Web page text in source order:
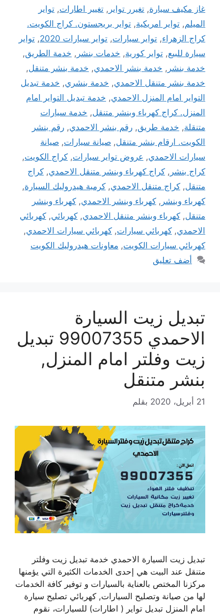
غاز مكيف سيارة, تغيرر تواير , تغيير اطارات, تواير
الميلم, تواير امريكية, تواير بريجستون. كراج الكويت.
كراج الزهراء, تواير سيارات, تواير سيارات 2020 , تواير
سيارة للبيع, تواير كورية, خدمات بنشر , خدمة الطريق,
خدمة بنشر , خدمة بنشر الاحمدي, خدمة بنشر متنقل,
خدمة بنشر متنقل الاحمدي, خدمة بنشري, خدمة تبديل
التواير امام المنزل الاحمدي, خدمة تبديل التواير امام
المنزل. كراج كهرباء وبنشر متنقل, خدمة سيارات
متنقلة, خدمة طريق, رقم بنشر الاحمدي, رقم بنشر
الكويت. ارقام بنشر متنقل, صيانة سيارات, صيانة
سيارات الاحمدي, عروض تواير سيارات, كراج الكويت,
كراج بنشر , كراج كهرباء وبنشر متنقل الاحمدي, كراج
متنقل, كراج متنقل الاحمدي, كرمبة هيدروليك السيارة,
كهرباء وبنشر , كهرباء وبنشر الاحمدي, كهرباء وبنشر
متنقل, كهرباء وبنشر متنقل الاحمدي, كهربائي, كهربائي
الاحمدي, كهربائي سيارات, كهربائي سيارات الاحمدي,
كهربائي سيارات الكويت, معاونات هيدروليك الكويت
أضف تعليق
تبديل زيت السيارة
الاحمدي 99007355 تبديل
زيت وفلتر امام المنزل,
بنشر متنقل
21 أبريل، 2020 بقلم
تبديل زيت السيارة الاحمدي خدمة تبديل زيت وفلتر
متنقل عند البيت هي إحدى الخدمات الكثيرة التي يؤمنها
مركزنا المختص بالعناية بالسيارات و توفير كافة الخدمات
لها من صيانة وتصليح السيارات, كهربائي تصليح سيارة
امام المنزل تبديل تواير ( اطارات) للسيارات، نقوم